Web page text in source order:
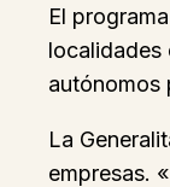
El
localidades
autónomos
La
empresas.